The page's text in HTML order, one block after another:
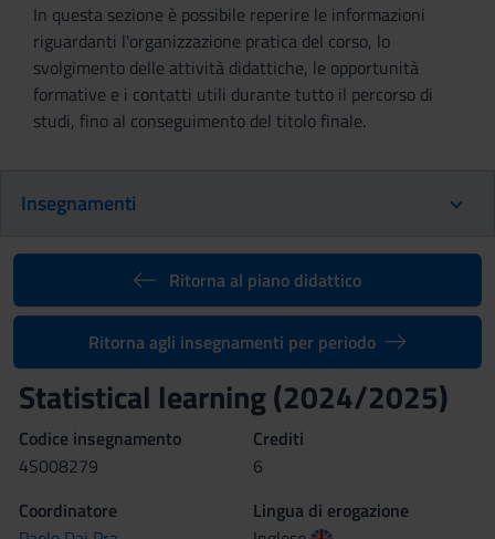
In questa sezione è possibile reperire le informazioni
riguardanti l'organizzazione pratica del corso, lo
svolgimento delle attività didattiche, le opportunità
formative e i contatti utili durante tutto il percorso di
studi, fino al conseguimento del titolo finale.
Insegnamenti
Ritorna al piano didattico
Ritorna agli insegnamenti per periodo
Statistical learning (2024/2025)
Codice insegnamento
4S008279
Crediti
6
Coordinatore
Lingua di erogazione